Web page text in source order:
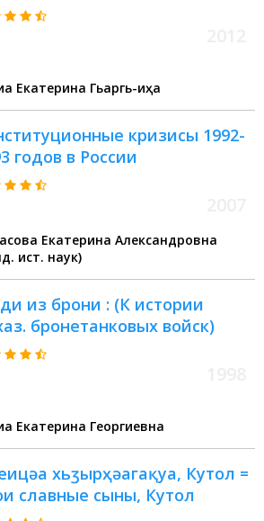
Екатерина Гьаргь-иҧҳа
кризисы 1992-
годов в России
Екатерина Александровна
ист. наук)
из брони : (К истории
бронетанковых войск)
Екатерина Георгиевна
хьӡырҳәагақуа, Кутол =
славные сыны, Кутол